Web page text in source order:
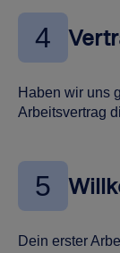
4
Haben wir uns
Arbeitsvertrag
5
Dein erster